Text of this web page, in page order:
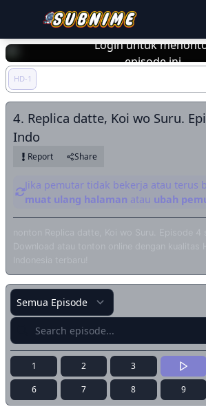
Login untuk
episode ini.
Login
HD-1
4. Replica datte, Koi wo Suru.
Indo
Report Share
Jika pemutar tidak bekerja atau terus
muat ulang halaman atau ubah
1 2 3
6 7 8 9